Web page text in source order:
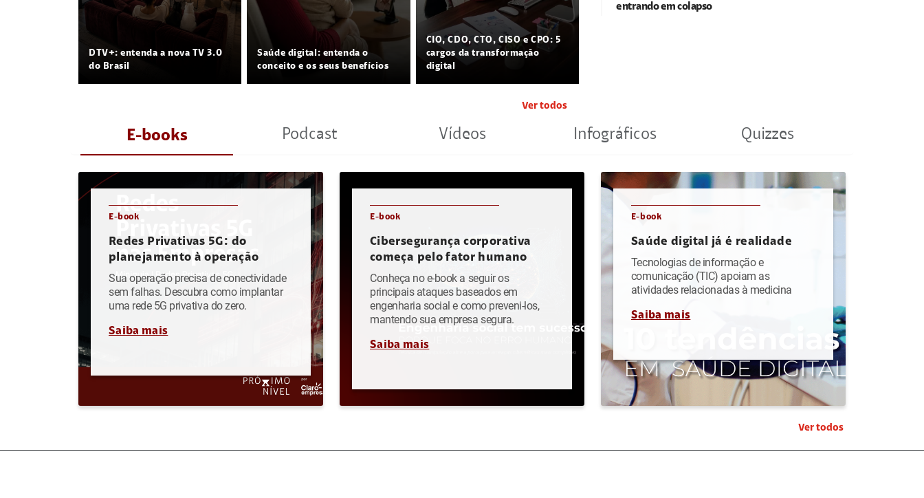
DTV+: entenda a nova TV 3.0
do Brasil
Saúde digital: entenda o
conceito e os seus benefícios
CIO, CDO, CTO, CISO e CPO: 5
cargos da transformação
digital
Ver todos
entrando em colapso
E-books Podcast Vídeos Infográficos Quizzes
E-book
Redes Privativas 5G: do
planejamento à operação
Sua operação precisa de conectividade
sem falhas. Descubra como implantar
uma rede 5G privativa do zero.
Saiba mais
E-book
Cibersegurança corporativa
começa pelo fator humano
Conheça no e-book a seguir os
principais ataques baseados em
engenharia social e como preveni-los,
mantendo sua empresa segura.
Saiba mais
E-book
Saúde digital já é realidade
Tecnologias de informação e
comunicação (TIC) apoiam as
atividades relacionadas à medicina
Saiba mais
Ver todos